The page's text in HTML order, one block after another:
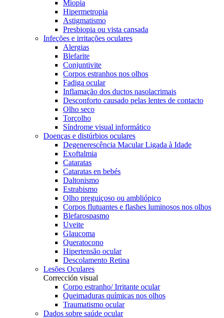
Miopia
Hipermetropia
Astigmatismo
Presbiopia ou vista cansada
Infeções e irritações oculares
Alergias
Blefarite
Conjuntivite
Corpos estranhos nos olhos
Fadiga ocular
Inflamação dos ductos nasolacrimais
Desconforto causado pelas lentes de contacto
Olho seco
Torçolho
Síndrome visual informático
Doenças e distúrbios oculares
Degenerescência Macular Ligada à Idade
Exoftalmia
Cataratas
Cataratas en bebés
Daltonismo
Estrabismo
Olho preguiçoso ou ambliópico
Corpos flutuantes e flashes luminosos nos olhos
Blefarospasmo
Uveite
Glaucoma
Queratocono
Hipertensão ocular
Descolamento Retina
Lesões Oculares
Corrección visual
Corpo estranho/ Irritante ocular
Queimaduras químicas nos olhos
Traumatismo ocular
Dados sobre saúde ocular